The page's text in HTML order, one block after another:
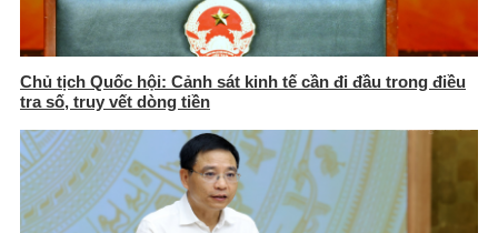
Chủ tịch Quốc hội: Cảnh sát kinh tế cần đi đầu trong điều
tra số, truy vết dòng tiền